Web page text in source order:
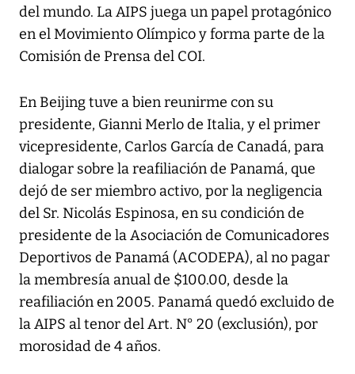
del mundo. La AIPS juega un papel protagónico
en el Movimiento Olímpico y forma parte de la
Comisión de Prensa del COI.
En Beijing tuve a bien reunirme con su
presidente, Gianni Merlo de Italia, y el primer
vicepresidente, Carlos García de Canadá, para
dialogar sobre la reafiliación de Panamá, que
dejó de ser miembro activo, por la negligencia
del Sr. Nicolás Espinosa, en su condición de
presidente de la Asociación de Comunicadores
Deportivos de Panamá (ACODEPA), al no pagar
la membresía anual de $100.00, desde la
reafiliación en 2005. Panamá quedó excluido de
la AIPS al tenor del Art. N° 20 (exclusión), por
morosidad de 4 años.